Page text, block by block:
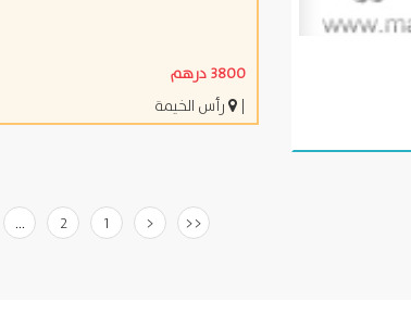
3800 درهم
|
رأس الخيمة
<<
<
1
2
...